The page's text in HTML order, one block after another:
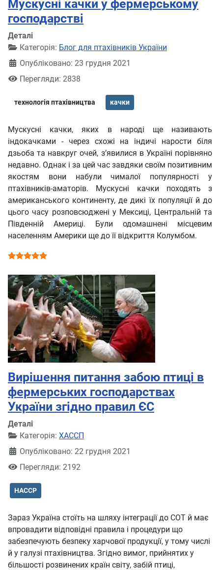
Мускусні качки у фермерському
господарстві
Деталі
Категорія: Блог для птахівників України
Опубліковано: 23 грудня 2021
Перегляди: 2838
технологія птахівництва качки
Мускусні качки, яких в народі ще називають
індокачками - через схожі на індичі нарости біля
дзьоба та навкруг очей, з’явилися в Україні порівняно
недавно. Однак і за цей час завдяки своїм позитивним
якостям вони набули чималої популярності у
птахівників-аматорів. Мускусні качки походять з
американського континенту, де дикі їх популяції й до
цього часу розповсюджені у Мексиці, Центральній та
Південній Америці. Були одомашнені місцевим
населенням Америки ще до її відкриття Колумбом.
Рейтинг користувача:
Вирішення питання забою птиці в
фермерських господарствах
України згідно правил ЄС
Деталі
Категорія: ХАССП
Опубліковано: 22 грудня 2021
Перегляди: 2192
HACCP
Зараз Україна стоїть на шляху інтеграції до СОТ й має
впровадити відповідні правила і процедури що
забезпечують безпеку харчової продукції, у тому числі
й у галузі птахівництва. Згідно вимог, прийнятих у
більшості розвинених країн світу, забій птиці,